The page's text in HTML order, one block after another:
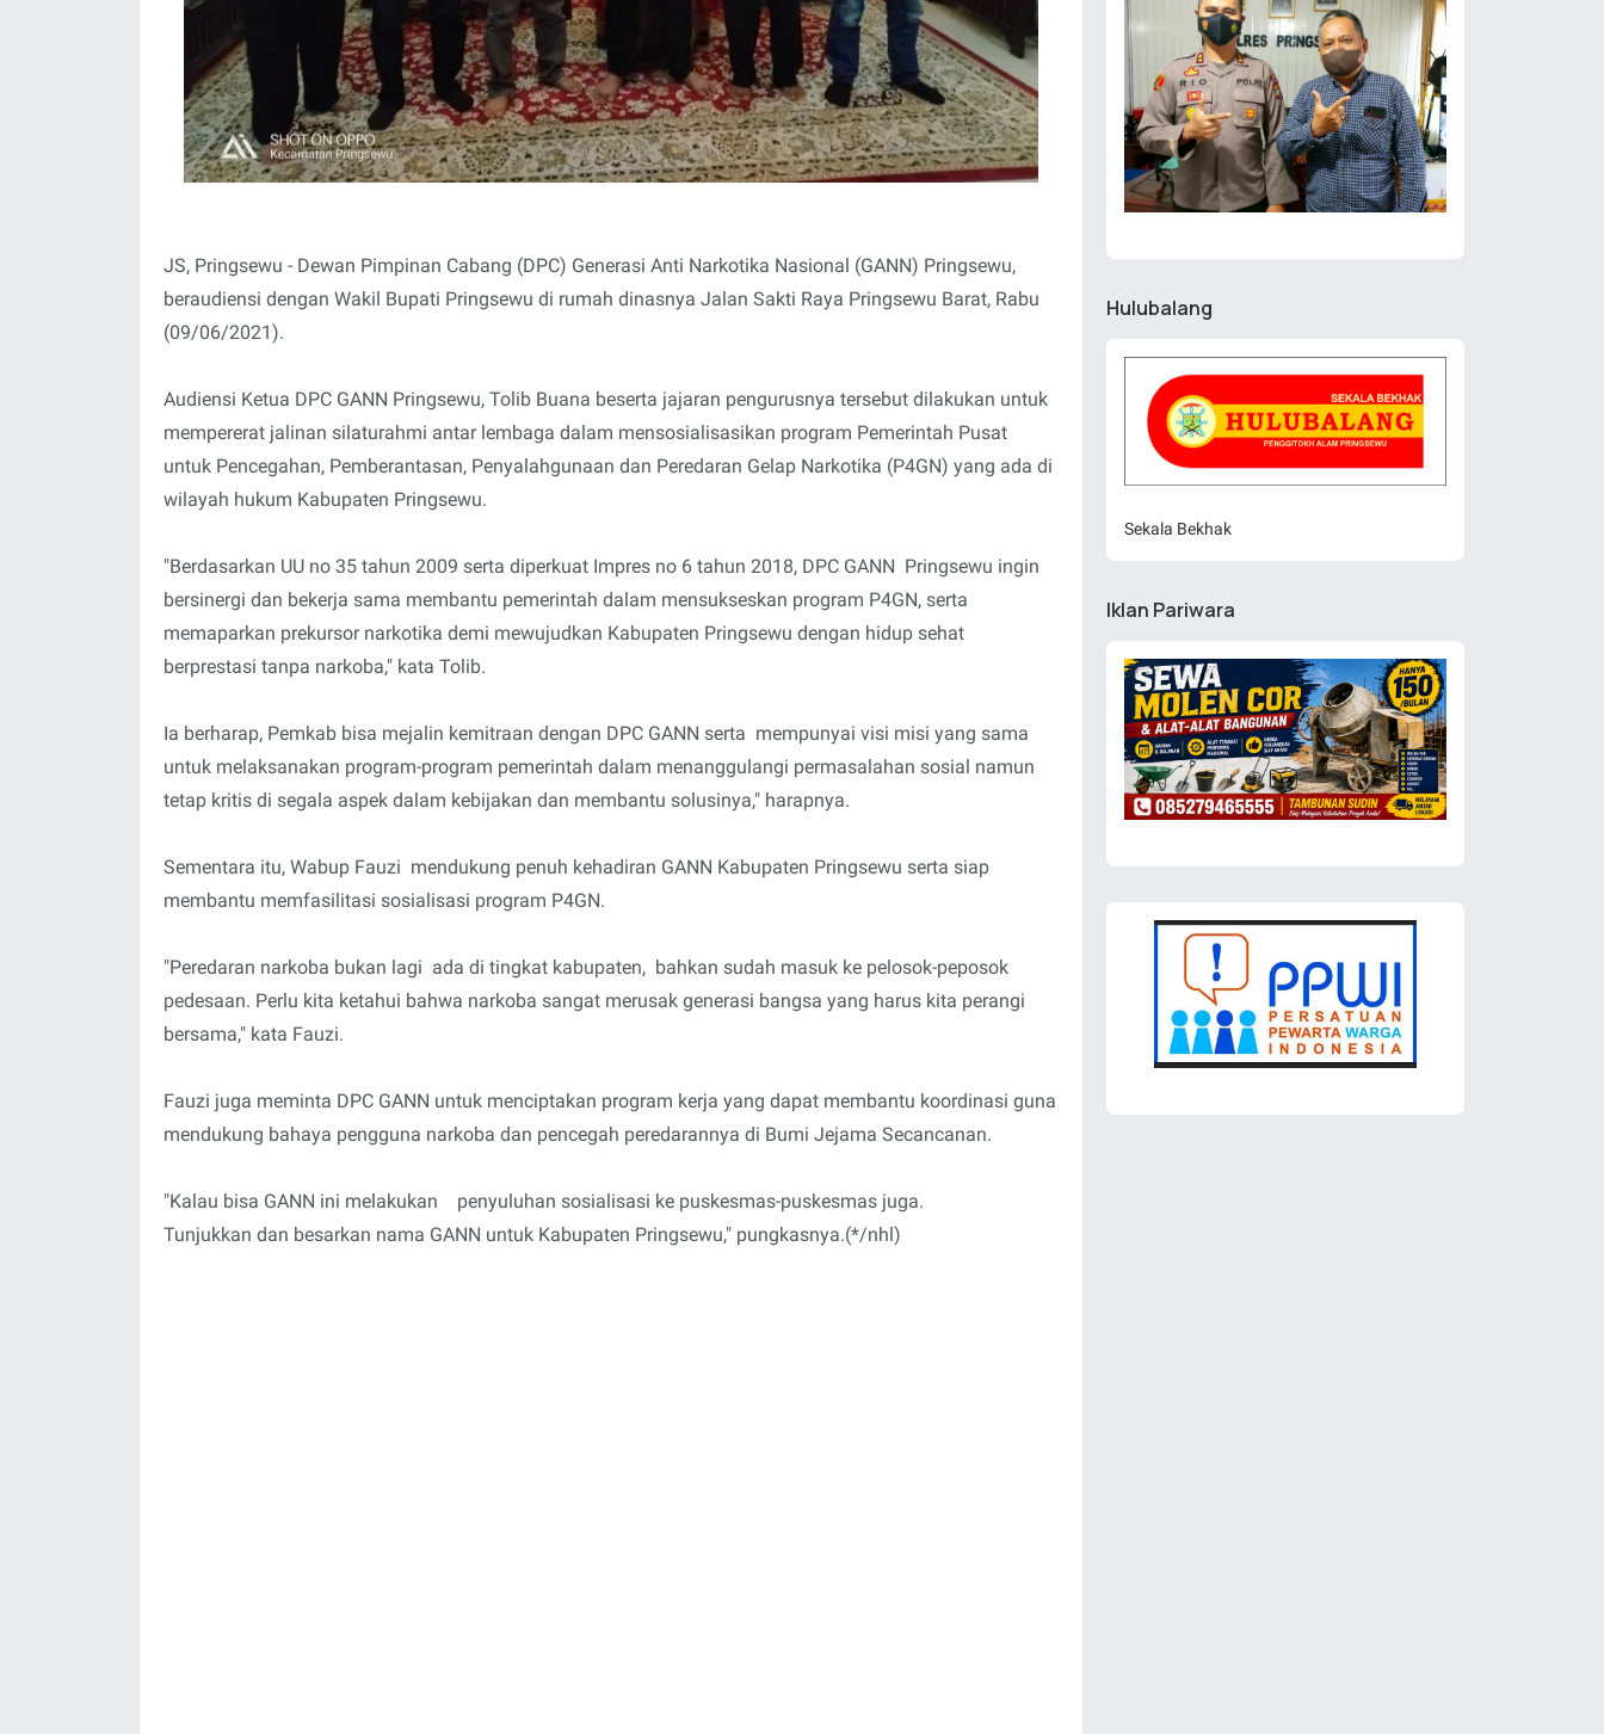
JS, Pringsewu - Dewan Pimpinan Cabang (DPC) Generasi Anti Narkotika Nasional (GANN) Pringsewu,
beraudiensi dengan Wakil Bupati Pringsewu di rumah dinasnya Jalan Sakti Raya Pringsewu Barat, Rabu
(09/06/2021).
Audiensi Ketua DPC GANN Pringsewu, Tolib Buana beserta jajaran pengurusnya tersebut dilakukan untuk
mempererat jalinan silaturahmi antar lembaga dalam mensosialisasikan program Pemerintah Pusat
untuk Pencegahan, Pemberantasan, Penyalahgunaan dan Peredaran Gelap Narkotika (P4GN) yang ada di
wilayah hukum Kabupaten Pringsewu.
"Berdasarkan UU no 35 tahun 2009 serta diperkuat Impres no 6 tahun 2018, DPC GANN Pringsewu ingin
bersinergi dan bekerja sama membantu pemerintah dalam mensukseskan program P4GN, serta
memaparkan prekursor narkotika demi mewujudkan Kabupaten Pringsewu dengan hidup sehat
berprestasi tanpa narkoba," kata Tolib.
Ia berharap, Pemkab bisa mejalin kemitraan dengan DPC GANN serta mempunyai visi misi yang sama
untuk melaksanakan program-program pemerintah dalam menanggulangi permasalahan sosial namun
tetap kritis di segala aspek dalam kebijakan dan membantu solusinya," harapnya.
Sementara itu, Wabup Fauzi mendukung penuh kehadiran GANN Kabupaten Pringsewu serta siap
membantu memfasilitasi sosialisasi program P4GN.
"Peredaran narkoba bukan lagi ada di tingkat kabupaten, bahkan sudah masuk ke pelosok-peposok
pedesaan. Perlu kita ketahui bahwa narkoba sangat merusak generasi bangsa yang harus kita perangi
bersama," kata Fauzi.
Fauzi juga meminta DPC GANN untuk menciptakan program kerja yang dapat membantu koordinasi guna
mendukung bahaya pengguna narkoba dan pencegah peredarannya di Bumi Jejama Secancanan.
"Kalau bisa GANN ini melakukan penyuluhan sosialisasi ke puskesmas-puskesmas juga.
Tunjukkan dan besarkan nama GANN untuk Kabupaten Pringsewu," pungkasnya.(*/nhl)
Hulubalang
Sekala Bekhak
Iklan Pariwara